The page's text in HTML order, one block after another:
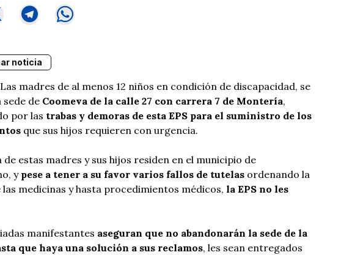
noticia
Las madres de al menos 12 niños en condición de discapacidad, se
de Coomeva de la calle 27 con carrera 7 de Montería,
por las trabas y demoras de esta EPS para el suministro de los
que sus hijos requieren con urgencia.
de estas madres y sus hijos residen en el municipio de
ypese a tener a su favor varios fallos de tutelas ordenando la
medicinas y hasta procedimientos médicos, la EPS no les
manifestantes aseguran que no abandonarán la sede de la
que haya una solución a sus reclamos, les sean entregados